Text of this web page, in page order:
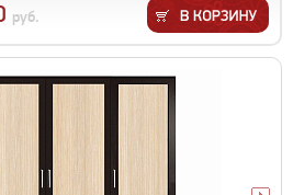
руб.